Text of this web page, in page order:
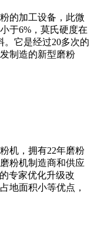
的加工设备，此微
于6%，莫氏硬度在
。它是经过20多次的
制造的新型磨粉
机，拥有22年磨粉
粉机制造商和供应
专家优化升级改
地面积小等优点，